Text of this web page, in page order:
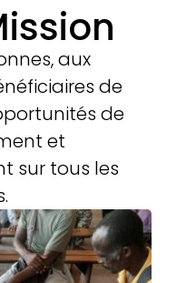
aux
de
de
et
sur tous les